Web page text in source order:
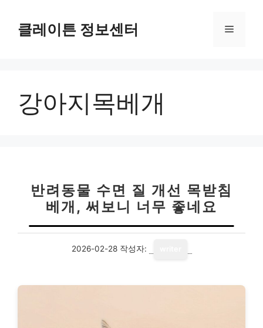
클레이튼 정보센터 메
강아지목베개
반려동물 수면 질 개선 목받침
베개, 써보니 너무 좋네요
2026-02-28 작성자: